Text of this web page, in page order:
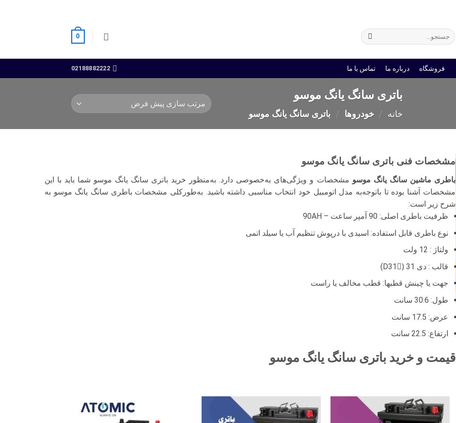
جستجو
برای:
0
فروشگاه درباره ما تماس با ما 02188882222
باتری سانگ یانگ موسو
خانه / خودروها / باتری سانگ یانگ موسو
مشخصات فنی باتری سانگ یانگ موسو
باطری ماشین سانگ یانگ موسو مشخصات و ویژگی‌های به‌خصوصی دارد. به‌منظور خرید باتری سانگ یانگ موسو شما باید با این
مشخصات آشنا بوده تا با‌توجه‌به مدل اتومبیل خود انتخاب مناسبی داشته باشید. به‌طورکلی مشخصات باطری سانگ یانگ موسو به
شرح زیر است:
ظرفیت باطری اصلی: 90 آمپر ساعت – 90AH
نوع باطری قابل استفاده: اسیدی با درپوش تنظیم آب یا سیلد اتمی
ولتاژ : 12 ولت
قالب : دی 31 (ِD31)
جهت یا چینش قطبها: قطب مخالف یا راست
طول: 30.6 سانت
عرض: 17.5 سانت
ارتفاع: 22.5 سانت
قیمت و خرید باتری سانگ یانگ موسو